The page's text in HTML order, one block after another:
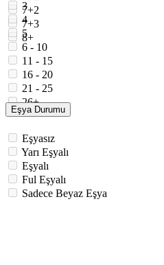
7+2
7+3
8+
3
4
5
6 - 10
11 - 15
16 - 20
21 - 25
26+
Eşya Durumu
Eşyasız
Yarı Eşyalı
Eşyalı
Ful Eşyalı
Sadece Beyaz Eşya